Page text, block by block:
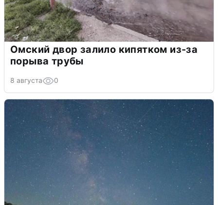
Омский двор залило кипятком из-за
порыва трубы
8 августа 0